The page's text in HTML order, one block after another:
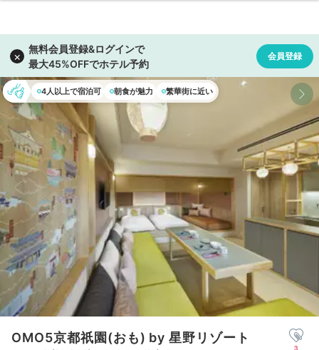
4人以上で宿泊可 朝食が魅力 繁華街に近い
OMO5京都祇園(おも) by 星野リゾート
3